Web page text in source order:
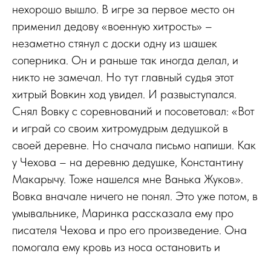
нехорошо вышло. В игре за первое место он
применил дедову «военную хитрость» –
незаметно стянул с доски одну из шашек
соперника. Он и раньше так иногда делал, и
никто не замечал. Но тут главный судья этот
хитрый Вовкин ход увидел. И развыступался.
Снял Вовку с соревнований и посоветовал: «Вот
и играй со своим хитромудрым дедушкой в
своей деревне. Но сначала письмо напиши. Как
у Чехова – на деревню дедушке, Константину
Макарычу. Тоже нашелся мне Ванька Жуков».
Вовка вначале ничего не понял. Это уже потом, в
умывальнике, Маринка рассказала ему про
писателя Чехова и про его произведение. Она
помогала ему кровь из носа остановить и